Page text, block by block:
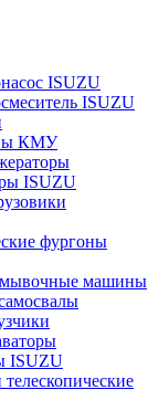
ISUZU
ISUZU
КМУ
ISUZU
фургоны
машины
ISUZU